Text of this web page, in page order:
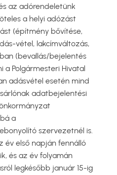
az adórendeletünk
a helyi adózást
(építmény bővítése,
vétel, lakcímváltozás,
(bevallás/bejelentés
a Polgármesteri Hivatal
adásvétel esetén mind
adatbejelentési
a
szervezetnél is.
év első napján fennálló
és az év folyamán
legkésőbb január 15-ig